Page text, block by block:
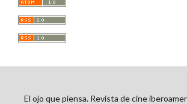
El ojo que piensa. Revista de cine